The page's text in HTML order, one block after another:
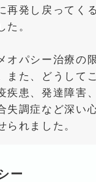
再発し戻ってく
た。
オパシー治療の
また、どうして
疾患、発達障害
失調症など深い
られました。
ー